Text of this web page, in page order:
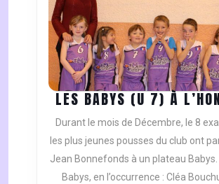
LES BABYS (U 7) À
Durant le mois de Décembre, le 8
les plus jeunes pousses du club ont
Jean Bonnefonds à un plateau Babys.
Babys, en l’occurrence : Cléa